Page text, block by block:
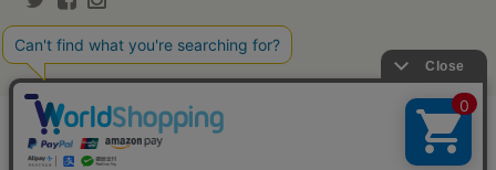
unfudge ONLINE STOREについて